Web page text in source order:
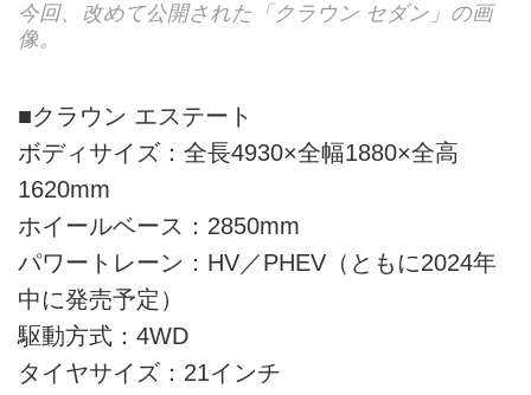
今回、改めて公開された「クラウン セダン」の画
像。
■クラウン エステート
ボディサイズ：全長4930×全幅1880×全高
1620mm
ホイールベース：2850mm
パワートレーン：HV／PHEV（ともに2024年
中に発売予定）
駆動方式：4WD
タイヤサイズ：21インチ